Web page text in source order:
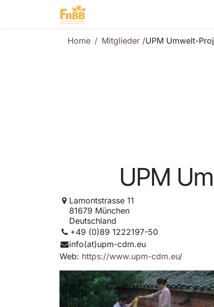
Zum Inhalt springen
Home Mitglieder /UPM Umwelt-
UPM
Lamontstrasse 11
81679 München
Deutschland
+49 (0)89 1222197-50
info(at)upm-cdm.eu
Web: https://www.upm-cdm.eu/